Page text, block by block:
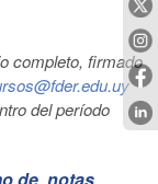
completo, firmado
del período